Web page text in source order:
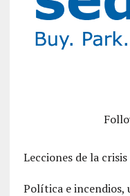
Lecciones de la
Política e incendios,